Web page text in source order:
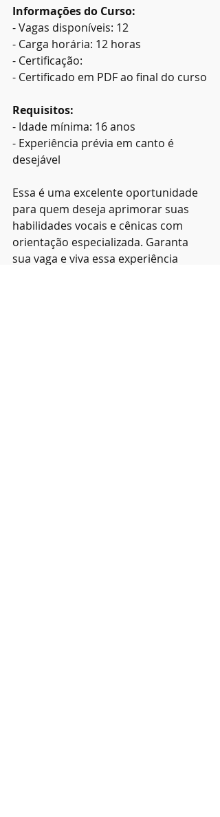
Informações do Curso:
- Vagas disponíveis: 12
- Carga horária: 12 horas
- Certificação:
- ⁠Certificado em PDF ao final do curso
Requisitos:
- Idade mínima: 16 anos
- Experiência prévia em canto é
desejável
Essa é uma excelente oportunidade
para quem deseja aprimorar suas
habilidades vocais e cênicas com
orientação especializada. Garanta
sua vaga e viva essa experiência